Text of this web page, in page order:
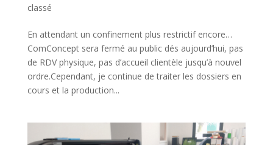
classé
En attendant un confinement plus restrictif encore…
ComConcept sera fermé au public dés aujourd’hui, pas
de RDV physique, pas d’accueil clientèle jusqu’à nouvel
ordre.Cependant, je continue de traiter les dossiers en
cours et la production...